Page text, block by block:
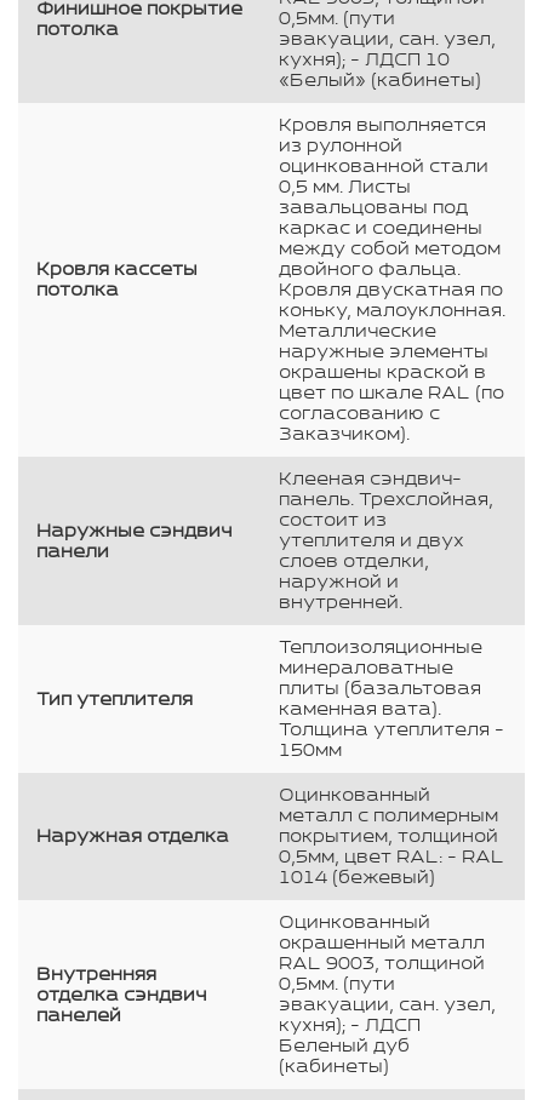
Финишное покрытие
потолка
0,5мм. (пути
эвакуации, сан. узел,
кухня); - ЛДСП 10
«Белый» (кабинеты)
Кровля кассеты
потолка
Кровля выполняется
из рулонной
оцинкованной стали
0,5 мм. Листы
завальцованы под
каркас и соединены
между собой методом
двойного фальца.
Кровля двускатная по
коньку, малоуклонная.
Металлические
наружные элементы
окрашены краской в
цвет по шкале RAL (по
согласованию с
Заказчиком).
Наружные сэндвич
панели
Клееная сэндвич-
панель. Трехслойная,
состоит из
утеплителя и двух
слоев отделки,
наружной и
внутренней.
Тип утеплителя
Теплоизоляционные
минераловатные
плиты (базальтовая
каменная вата).
Толщина утеплителя -
150мм
Наружная отделка
Оцинкованный
металл с полимерным
покрытием, толщиной
0,5мм, цвет RAL: - RAL
1014 (бежевый)
Внутренняя
отделка сэндвич
панелей
Оцинкованный
окрашенный металл
RAL 9003, толщиной
0,5мм. (пути
эвакуации, сан. узел,
кухня); - ЛДСП
Беленый дуб
(кабинеты)